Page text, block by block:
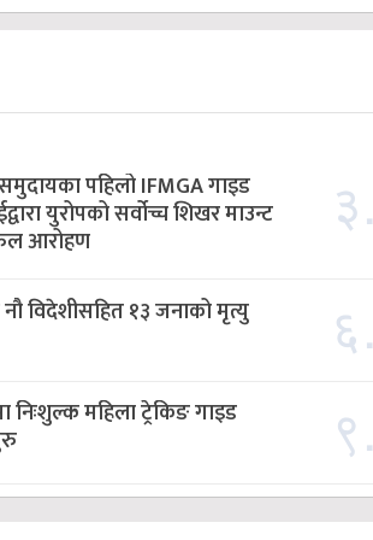
पहिलो IFMGA गाइड
युरोपको सर्वोच्च शिखर माउन्ट
आरोहण
३.
विदेशीसहित १३ जनाको मृत्यु ६.
निःशुल्क महिला ट्रेकिङ गाइड ९.